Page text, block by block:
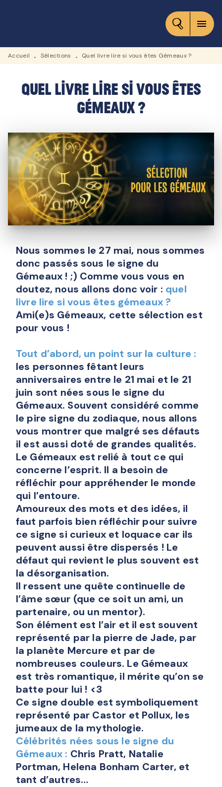
CONTENU
menu
Accueil • Sélections • Quel livre lire si vous êtes Gémeaux ?
Quel livre lire si vous êtes
Gémeaux ?
Nous sommes le 27 mai, nous sommes
donc passés sous le signe du
Gémeaux ! ;) Comme vous vous en
doutez, nous allons donc voir : quel
livre lire si vous êtes gémeaux ?
Ami(e)s Gémeaux, cette sélection est
pour vous !
Tout d’abord, un point sur la culture :
les personnes fêtant leurs
anniversaires entre le 21 mai et le 21
juin sont nées sous le signe du
Gémeaux. Souvent considéré comme
le pire signe du zodiaque, nous allons
vous montrer que malgré ses défauts
il est aussi doté de grandes qualités.
Le Gémeaux est relié à tout ce qui
concerne l’esprit. Il a besoin de
réfléchir pour appréhender le monde
qui l’entoure.
Amoureux des mots et des idées, il
faut parfois bien réfléchir pour suivre
ce signe si curieux et loquace car ils
peuvent aussi être dispersés ! Le
défaut qui revient le plus souvent est
la désorganisation.
Il ressent une quête continuelle de
l’âme sœur (que ce soit un ami, un
partenaire, ou un mentor).
Son élément est l’air et il est souvent
représenté par la pierre de Jade, par
la planète Mercure et par de
nombreuses couleurs. Le Gémeaux
est très romantique, il mérite qu’on se
batte pour lui ! <3
Ce signe double est symboliquement
représenté par Castor et Pollux, les
jumeaux de la mythologie.
Célébrités nées sous le signe du
Gémeaux : Chris Pratt, Natalie
Portman, Helena Bonham Carter, et
tant d’autres…